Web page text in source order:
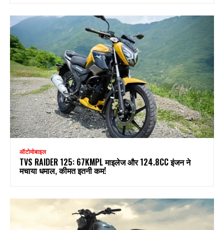
ऑटोमोबाइल
TVS RAIDER 125: 67KMPL माइलेज और 124.8CC इंजन ने
मचाया धमाल, कीमत इतनी कम!